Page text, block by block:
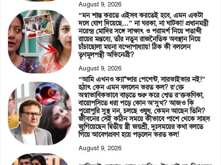
August 9, 2026
“মন শান্ত করতে এইসব করতেই হবে, এমন একটা
দলে যোগ দিয়েছে…” না ঘরকা, না ঘাটকা! প্রধানমন্ত্রী
নরেন্দ্র মোদির সঙ্গে সাক্ষাৎ ও পরামর্শ নিয়ে শতাব্দী
রায়ের মন্তব্যে, তাঁর নতুন রাজনৈতিক অবস্থান নিয়ে
চাঁচাছোলা ময়না বন্দোপাধ্যায়! ঠিক কী বললেন
তৃণমূলপন্থী অভিনেত্রী?
August 9, 2026
“আমি এখনও ক্যা*ন্সার পেশেন্ট, সারভাইভার নই!”
হঠাৎ কেন এমন বললেন ভরত কল? র’ক্তে
অস্বাভাবিকভাবে বাড়তে শুরু করে শ্বেত র’ক্তকণিকা,
বায়োপসিতে ধরা পড়ে কোন অ’সুখ? আজও কি
পুরোপুরি সুস্থ নন, চলছে ওষুধ, কেমন আছেন তিনি?
জীবনের সেই কঠিন সময়ে কীভাবে পাশে থেকে সাহস
জুগিয়েছেন দ্বিতীয় স্ত্রী জয়শ্রী, দুঃসময়ের কথা বলতে
গিয়ে আবেগপ্রবণ হয়ে পড়লেন ভরত কল!
August 9, 2026